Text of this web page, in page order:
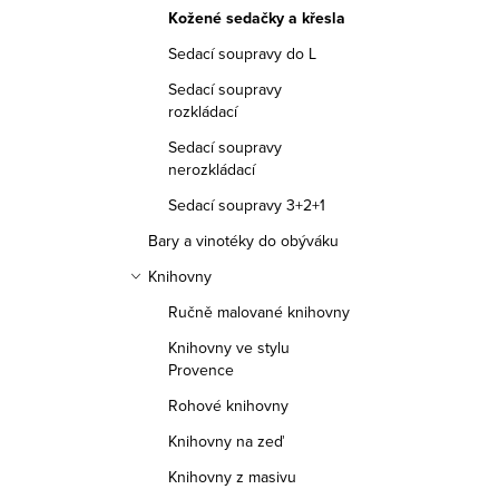
Kožené sedačky a křesla
Sedací soupravy do L
Sedací soupravy
rozkládací
Sedací soupravy
nerozkládací
Sedací soupravy 3+2+1
Bary a vinotéky do obýváku
Knihovny
Ručně malované knihovny
Knihovny ve stylu
Provence
Rohové knihovny
Knihovny na zeď
Knihovny z masivu